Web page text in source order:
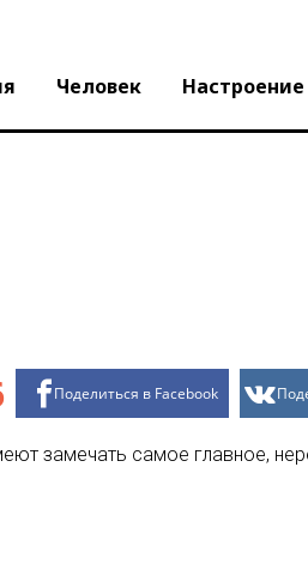
Человек Настроение
Поделиться в Facebook
замечать самое главное,